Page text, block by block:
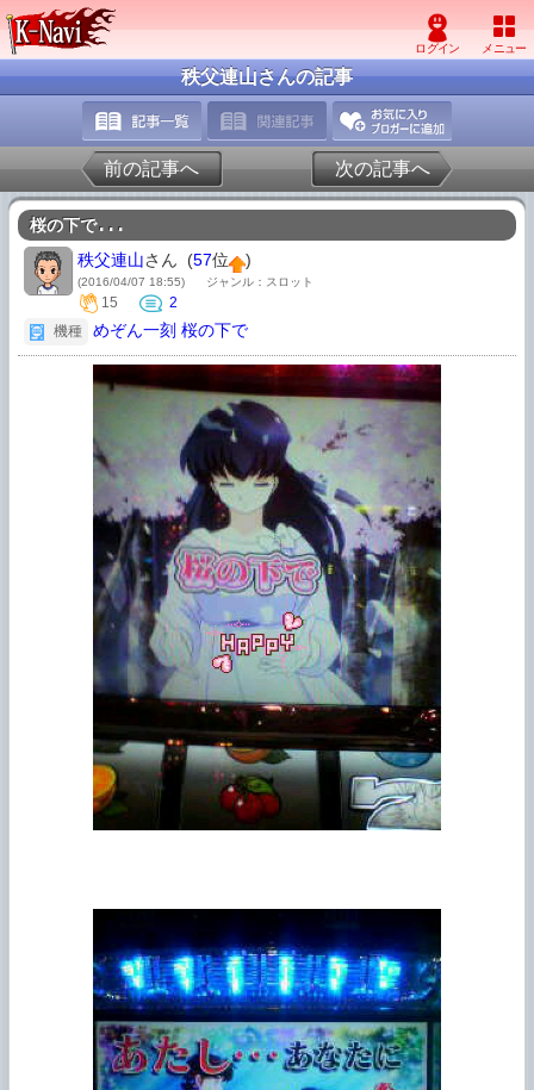
秩父連山さんの記事
前の記事へ 次の記事へ
桜の下で...
秩父連山さん (57位 )
(2016/04/07 18:55) ジャンル：スロット
15
2
機種
めぞん一刻 桜の下で